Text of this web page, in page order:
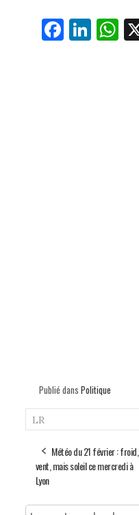
Fa
ce
Li
nk
W
ha
Publié dans Politique
LR
Météo du 21 février : froid,
vent, mais soleil ce mercredi à
Lyon